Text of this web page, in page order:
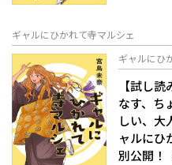
ギャルにひかれて寺マルシェ
ギャルにひ
【試し
なす、ち
しい、
ャルにひ
別公開！